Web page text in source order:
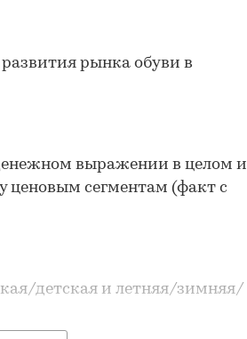
рынка обуви в
выражении в целом и
ценовым сегментам (факт с
детская и летняя/зимняя/